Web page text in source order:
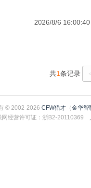
2026/8/6 16:00:40
共1条记录
© 2002-2026 CFW猎才 （金华智
网经营许可证：浙B2-20110369